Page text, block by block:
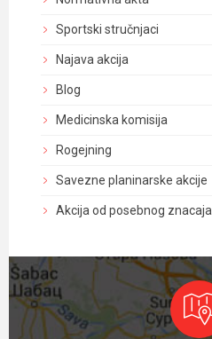
Sportski stručnjaci
Najava akcija
Blog
Medicinska komisija
Rogejning
Savezne planinarske akcije
Akcija od posebnog znacaja